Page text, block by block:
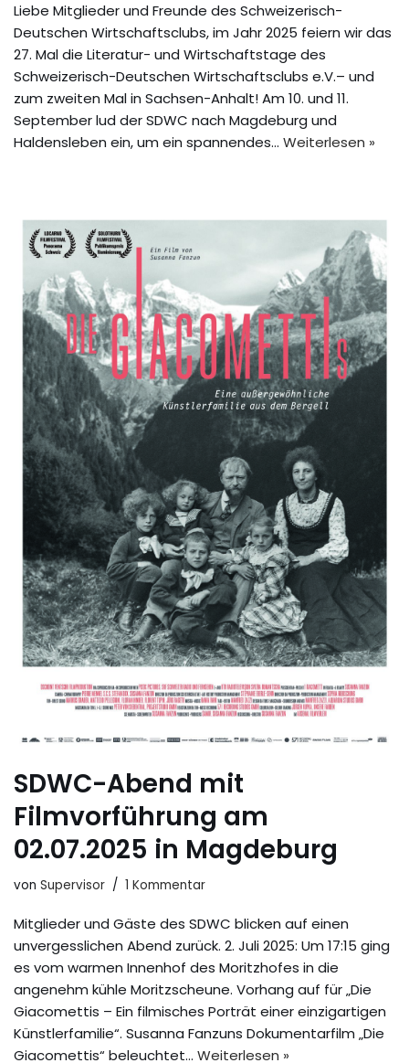
Liebe Mitglieder und Freunde des Schweizerisch-
Deutschen Wirtschaftsclubs, im Jahr 2025 feiern wir das
27. Mal die Literatur- und Wirtschaftstage des
Schweizerisch-Deutschen Wirtschaftsclubs e.V.– und
zum zweiten Mal in Sachsen-Anhalt! Am 10. und 11.
September lud der SDWC nach Magdeburg und
Haldensleben ein, um ein spannendes… Weiterlesen »
SDWC-Abend mit
Filmvorführung am
02.07.2025 in Magdeburg
von Supervisor 1 Kommentar
Mitglieder und Gäste des SDWC blicken auf einen
unvergesslichen Abend zurück. 2. Juli 2025: Um 17:15 ging
es vom warmen Innenhof des Moritzhofes in die
angenehm kühle Moritzscheune. Vorhang auf für „Die
Giacomettis – Ein filmisches Porträt einer einzigartigen
Künstlerfamilie“. Susanna Fanzuns Dokumentarfilm „Die
Giacomettis“ beleuchtet… Weiterlesen »